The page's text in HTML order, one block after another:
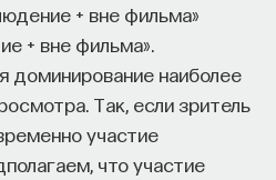
+ вне фильма»
+ вне фильма».
доминирование наиболее
Так, если зритель
участие
что участие